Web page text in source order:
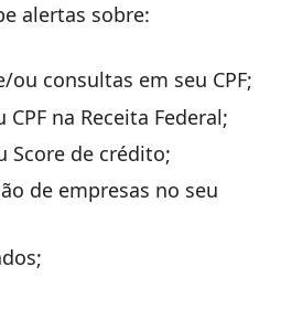
alertas sobre:
ou consultas em seu CPF;
na Receita Federal;
Score de crédito;
de empresas no seu